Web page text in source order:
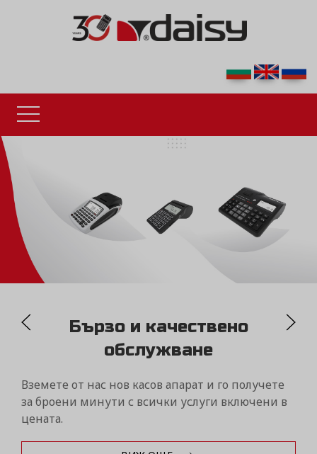
MYDAISY
Контролирайте бизнеса си само от един портал
устройства Дейзи от всяка точка на света!